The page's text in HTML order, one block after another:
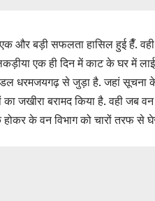
बड़ी सफलता हासिल हुई हैँ. वही
एक ही दिन में काट के घर में
धरमजयगढ़ से जुड़ा है. जहां सूचना
जखीरा बरामद किया है. वही जब
के वन विभाग को चारों तरफ से